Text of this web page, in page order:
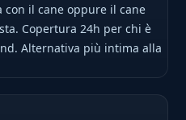
il cane oppure il cane
Copertura 24h per chi è
Alternativa più intima alla